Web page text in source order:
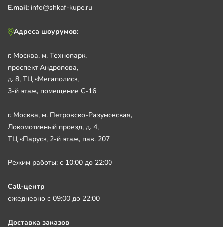
E.mail: info@shkaf-kupe.ru
Адреса шоурумов:
г. Москва, м. Технопарк,
проспект Андропова,
д. 8, ТЦ «Мегаполис»,
3-й этаж, помещение С-16
г. Москва, м. Петровско-Разумовская,
Локомотивный проезд, д. 4,
ТЦ «Парус», 2-й этаж, пав. 207
Режим работы: с 10:00 до 22:00
Call-центр
ежедневно с 09:00 до 22:00
Доставка заказов